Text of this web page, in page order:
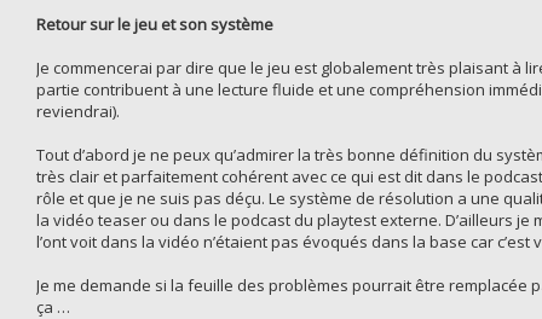
Retour sur le jeu et son système
Je commencerai par dire que le jeu est globalement très plaisant à
partie contribuent à une lecture fluide et une compréhension
reviendrai).
Tout d’abord je ne peux qu’admirer la très bonne définition du
très clair et parfaitement cohérent avec ce qui est dit dans le
rôle et que je ne suis pas déçu. Le système de résolution a une
la vidéo teaser ou dans le podcast du playtest externe. D’ailleurs
l’ont voit dans la vidéo n’étaient pas évoqués dans la base car
Je me demande si la feuille des problèmes pourrait être
ça …